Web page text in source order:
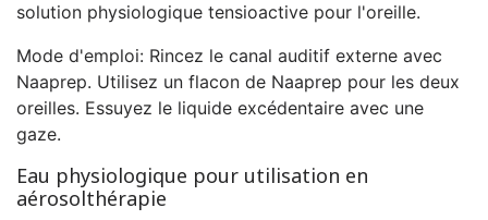
solution physiologique tensioactive pour l'oreille.
Mode d'emploi: Rincez le canal auditif externe avec
Naaprep. Utilisez un flacon de Naaprep pour les deux
oreilles. Essuyez le liquide excédentaire avec une
gaze.
Eau physiologique pour utilisation en
aérosolthérapie